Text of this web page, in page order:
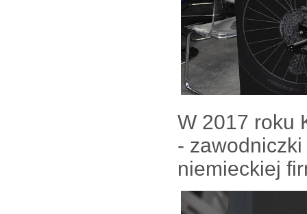
W 2017 roku
-
niemieckiej